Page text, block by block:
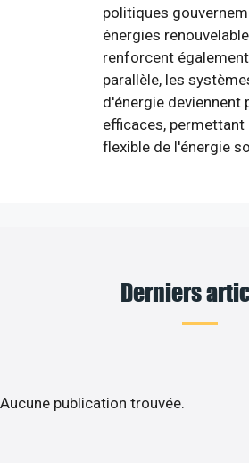
politiques
énergies
renforcent
parallèle, les
d'énergie deviennent
efficaces,
flexible de l'énergie
Derniers
Aucune publication trouvée.